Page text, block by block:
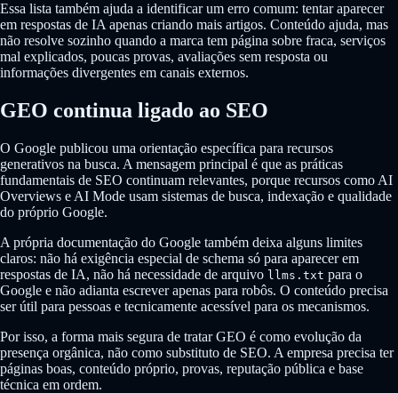
Essa lista também ajuda a identificar um erro comum: tentar aparecer
em respostas de IA apenas criando mais artigos. Conteúdo ajuda, mas
não resolve sozinho quando a marca tem página sobre fraca, serviços
mal explicados, poucas provas, avaliações sem resposta ou
informações divergentes em canais externos.
GEO continua ligado ao SEO
O Google publicou uma orientação específica para recursos
generativos na busca. A mensagem principal é que as práticas
fundamentais de SEO continuam relevantes, porque recursos como AI
Overviews e AI Mode usam sistemas de busca, indexação e qualidade
do próprio Google.
A própria documentação do Google também deixa alguns limites
claros: não há exigência especial de schema só para aparecer em
respostas de IA, não há necessidade de arquivo llms.txt para o
Google e não adianta escrever apenas para robôs. O conteúdo precisa
ser útil para pessoas e tecnicamente acessível para os mecanismos.
Por isso, a forma mais segura de tratar GEO é como evolução da
presença orgânica, não como substituto de SEO. A empresa precisa ter
páginas boas, conteúdo próprio, provas, reputação pública e base
técnica em ordem.